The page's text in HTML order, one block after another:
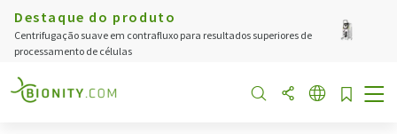
Destaque do produto
Centrifugação suave em contrafluxo para resultados superiores de
processamento de células